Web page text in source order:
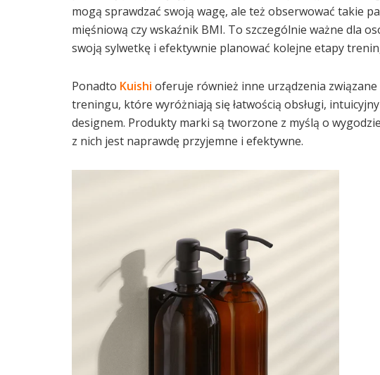
mogą sprawdzać swoją wagę, ale też obserwować takie
mięśniową czy wskaźnik BMI. To szczególnie ważne dla
swoją sylwetkę i efektywnie planować kolejne etapy
Ponadto Kuishi oferuje również inne urządzenia
treningu, które wyróżniają się łatwością obsługi,
designem. Produkty marki są tworzone z myślą o
z nich jest naprawdę przyjemne i efektywne.